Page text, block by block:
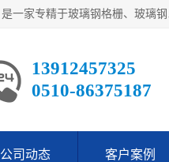
江阴市翔鼎复合材料有
13912457325
0510-86375187
公司动态 客户案例